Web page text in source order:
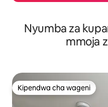
Nyumba za
mmoja
Kipendwa cha wageni
Kipendwa cha wageni